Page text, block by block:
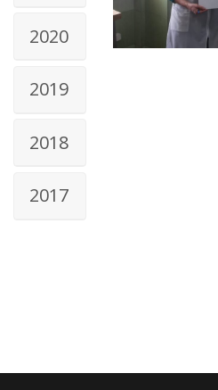
2020
2019
2018
2017